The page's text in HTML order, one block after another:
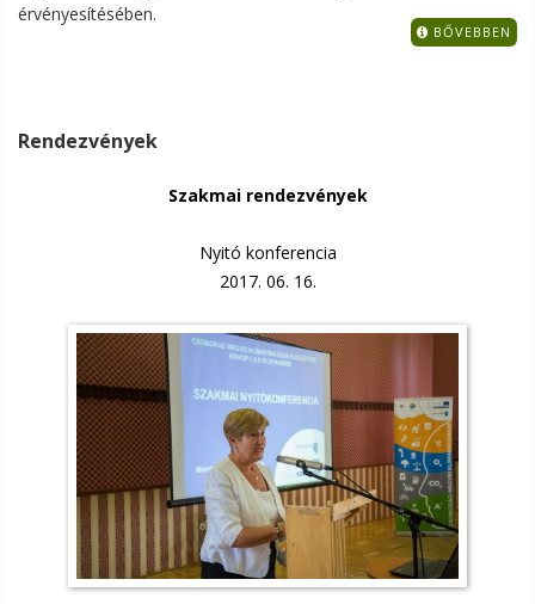
érvényesítésében.
BŐVEBBEN
Rendezvények
Szakmai rendezvények
Nyitó konferencia
2017. 06. 16.